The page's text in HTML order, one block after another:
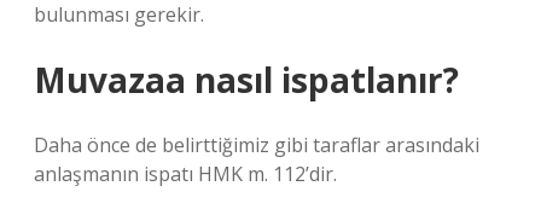
bulunması gerekir.
Muvazaa nasıl ispatlanır?
Daha önce de belirttiğimiz gibi taraflar arasındaki
anlaşmanın ispatı HMK m. 112’dir.